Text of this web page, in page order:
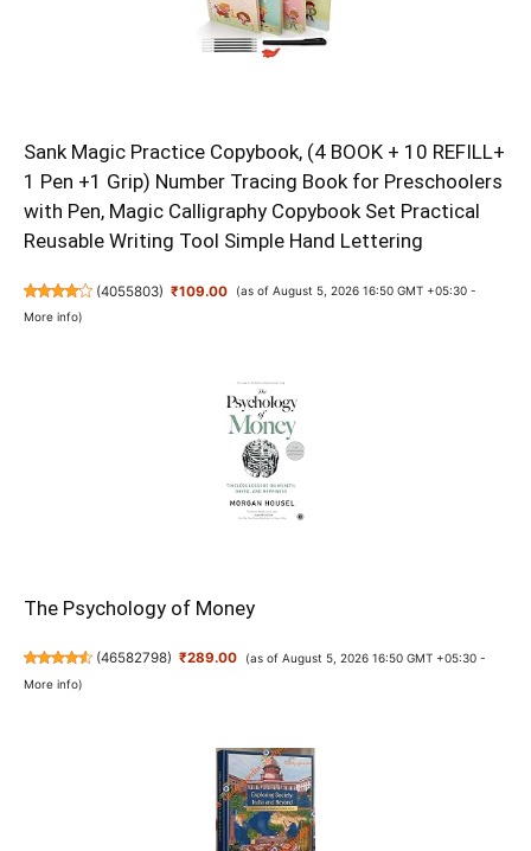
Sank Magic Practice Copybook, (4 BOOK + 10 REFILL+
1 Pen +1 Grip) Number Tracing Book for Preschoolers
with Pen, Magic Calligraphy Copybook Set Practical
Reusable Writing Tool Simple Hand Lettering
(4055803) ₹109.00
(as of August 5, 2026 16:50 GMT +05:30 -
More info)
The Psychology of Money
(46582798) ₹289.00
(as of August 5, 2026 16:50 GMT +05:30 -
More info)